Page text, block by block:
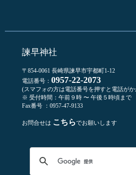
諫早神社
〒854-0061 長崎県諫早市宇都町1-12
電話番号： 0957-22-2073
(スマフォの方は電話番号を押すと電話が
※ 受付時間：午前９時 〜 午後５時頃まで
Fax番号 ：0957-47-9133
お問合せは こちらでお願いします